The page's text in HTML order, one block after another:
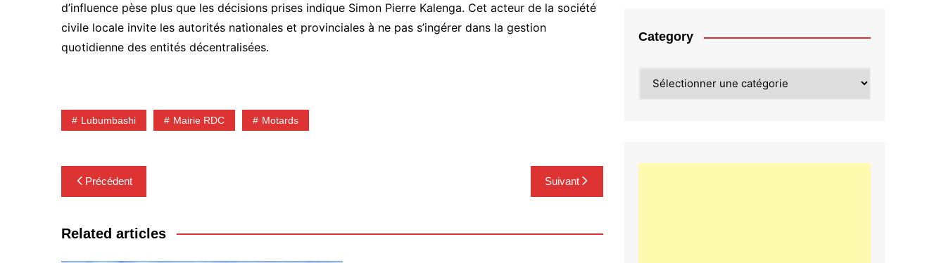
d’influence pèse plus que les décisions prises indique Simon Pierre Kalenga. Cet acteur de la société
civile locale invite les autorités nationales et provinciales à ne pas s’ingérer dans la gestion
quotidienne des entités décentralisées.
Lubumbashi Mairie RDC Motards
Navigation
de
l’article
Précédent Suivant
Related articles
Category